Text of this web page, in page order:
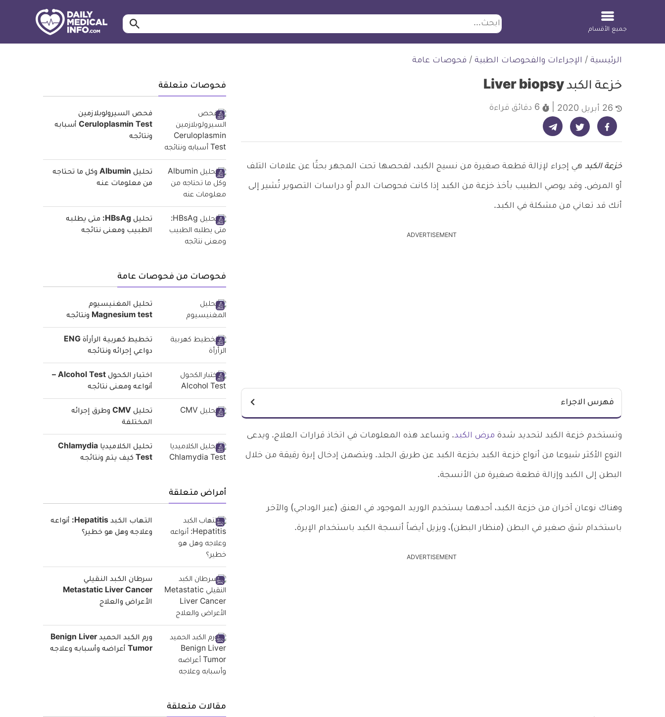
ابحث ابحث…
جميع الأقسام
الرئيسية / الإجراءات والفحوصات الطبية / فحوصات عامة
خزعة الكبد Liver biopsy
6 دقائق قراءة
شارك على فيسبوك - ديلي ميديكال انفو شارك على تويتر - ديلي ميديكال انفو شارك على تيليجرام - ديلي ميديكال انفو
خزعة الكبد هي إجراء لإزالة قطعة صغيرة من نسيج الكبد، لفحصها تحت المجهر بحثًا عن علامات التلف
أو المرض. وقد يوصي الطبيب بأخذ خزعة من الكبد إذا كانت فحوصات الدم أو دراسات التصوير تُشير إلى
أنك قد تعاني من مشكلة في الكبد.
ADVERTISEMENT
فهرس الاجراء
وتستخدم خزعة الكبد لتحديد شدة مرض الكبد. وتساعد هذه المعلومات في اتخاذ قرارات العلاج. ويدعى
النوع الأكثر شيوعا من أنواع خزعة الكبد بخزعة الكبد عن طريق الجلد. ويتضمن إدخال إبرة رقيقة من خلال
البطن إلى الكبد وإزالة قطعة صغيرة من الأنسجة.
وهناك نوعان آخران من خزعة الكبد، أحدهما يستخدم الوريد الموجود في العنق (عبر الوداجي) والآخر
باستخدام شق صغير في البطن (منظار البطن)، ويزيل أيضاً أنسجة الكبد باستخدام الإبرة.
ADVERTISEMENT
فحوصات متعلقة
فحص السيرولوبلازمين
Ceruloplasmin Test أسبابه
ونتائجه
تحليل Albumin وكل ما تحتاجه
من معلومات عنه
تحليل HBsAg: متى يطلبه
الطبيب ومعنى نتائجه
فحوصات من فحوصات عامة
تحليل المغنيسيوم
Magnesium test ونتائجه
تخطيط كهربية الرأرأة ENG
دواعي إجرائه ونتائجه
اختبار الكحول Alcohol Test –
أنواعه ومعنى نتائجه
تحليل CMV وطرق إجرائه
المختلفة
تحليل الكلاميديا Chlamydia
Test كيف يتم ونتائجه
أمراض متعلقة
التهاب الكبد Hepatitis: أنواعه
وعلاجه وهل هو خطير؟
سرطان الكبد النقيلي
Metastatic Liver Cancer
الأعراض والعلاج
ورم الكبد الحميد Benign Liver
Tumor أعراضه وأسبابه وعلاجه
مقالات متعلقة